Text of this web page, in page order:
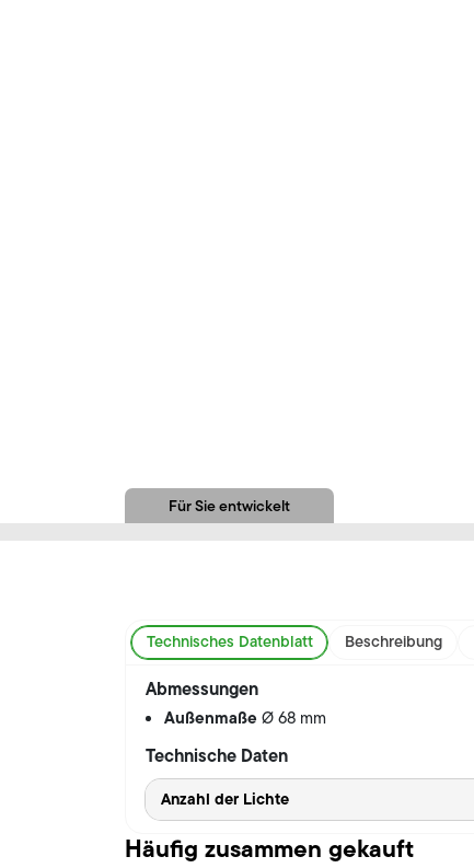
Für Sie entwickelt
Technisches Datenblatt Beschreibung
Abmessungen
AußenmaßeØ 68 mm
Technische Daten
Anzahl der Lichte
Häufig zusammen gekauft